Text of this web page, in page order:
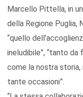
Marcello Pittella, in
della Regione Puglia,
“quello
ineludibile”, “tanto da
come la nostra
tante occasioni”.